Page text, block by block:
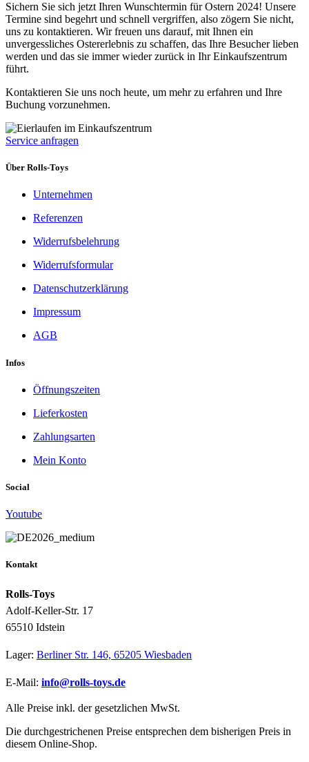
Sichern Sie sich jetzt Ihren Wunschtermin für Ostern 2024! Unsere
Termine sind begehrt und schnell vergriffen, also zögern Sie nicht,
uns zu kontaktieren. Wir freuen uns darauf, mit Ihnen ein
unvergessliches Ostererlebnis zu schaffen, das Ihre Besucher lieben
werden und das sie immer wieder zurück in Ihr Einkaufszentrum
führt.
Kontaktieren Sie uns noch heute, um mehr zu erfahren und Ihre
Buchung vorzunehmen.
Service anfragen
Über Rolls-Toys
Unternehmen
Referenzen
Widerrufsbelehrung
Widerrufsformular
Datenschutzerklärung
Impressum
AGB
Infos
Öffnungszeiten
Lieferkosten
Zahlungsarten
Mein Konto
Social
Youtube
Kontakt
Rolls-Toys
Adolf-Keller-Str. 17
65510 Idstein
Lager: Berliner Str. 146, 65205 Wiesbaden
E-Mail: info@rolls-toys.de
Alle Preise inkl. der gesetzlichen MwSt.
Die durchgestrichenen Preise entsprechen dem bisherigen Preis in
diesem Online-Shop.